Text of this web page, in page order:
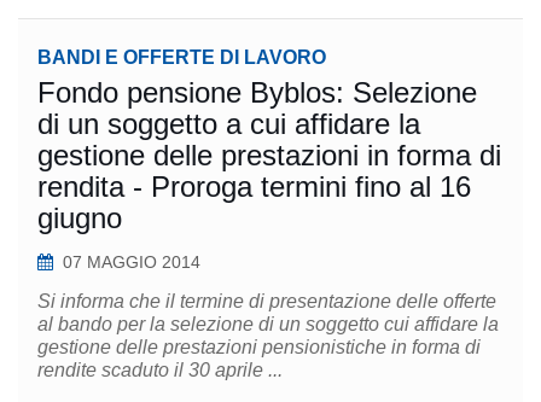
BANDI E OFFERTE DI LAVORO
Fondo pensione Byblos: Selezione
di un soggetto a cui affidare la
gestione delle prestazioni in forma di
rendita - Proroga termini fino al 16
giugno
07 MAGGIO 2014
Si informa che il termine di presentazione delle offerte
al bando per la selezione di un soggetto cui affidare la
gestione delle prestazioni pensionistiche in forma di
rendite scaduto il 30 aprile ...